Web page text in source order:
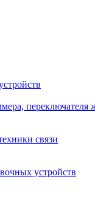
переключателя
связи
устройств